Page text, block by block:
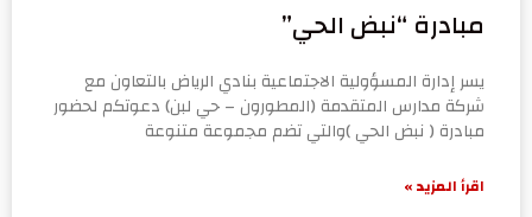
مبادرة “نبض الحي”
يسر إدارة المسؤولية الاجتماعية بنادي الرياض بالتعاون مع
شركة مدارس المتقدمة (المطورون – حي لبن) دعوتكم لحضور
مبادرة ( نبض الحي )والتي تضم مجموعة متنوعة
اقرأ المزيد »